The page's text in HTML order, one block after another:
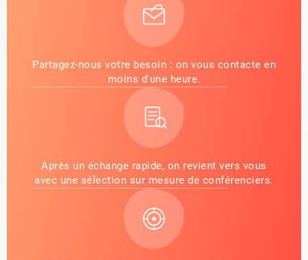
Partagez-nous votre besoin : on vous contacte en
moins d'une heure.
Après un échange rapide, on revient vers vous
avec une sélection sur mesure de conférenciers.